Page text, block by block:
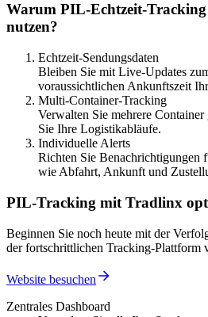
Warum PIL-Echtzeit-
nutzen?
Echtzeit-Sendungsdaten
Bleiben Sie mit Live-Updates
voraussichtlichen Ankunftszeit
Multi-Container-Tracking
Verwalten Sie mehrere
Sie Ihre Logistikabläufe.
Individuelle Alerts
Richten Sie Benachrichtigungen
wie Abfahrt, Ankunft und
PIL-Tracking mit Tradlinx
Beginnen Sie noch heute mit der
der fortschrittlichen Tracking-Plattform
Website besuchen
Zentrales Dashboard